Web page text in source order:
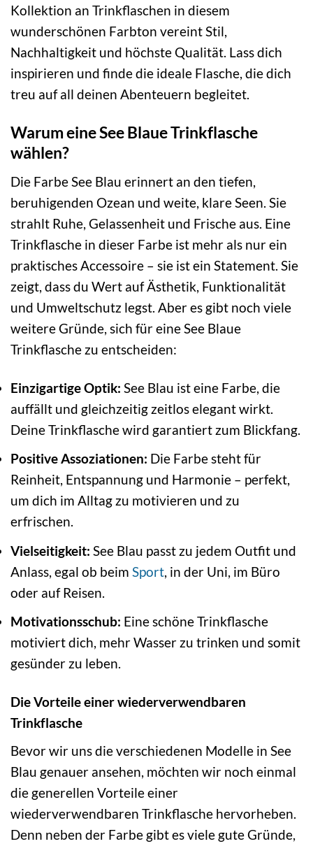
Kollektion an Trinkflaschen in diesem
wunderschönen Farbton vereint Stil,
Nachhaltigkeit und höchste Qualität. Lass dich
inspirieren und finde die ideale Flasche, die dich
treu auf all deinen Abenteuern begleitet.
Warum eine See Blaue Trinkflasche
wählen?
Die Farbe See Blau erinnert an den tiefen,
beruhigenden Ozean und weite, klare Seen. Sie
strahlt Ruhe, Gelassenheit und Frische aus. Eine
Trinkflasche in dieser Farbe ist mehr als nur ein
praktisches Accessoire – sie ist ein Statement. Sie
zeigt, dass du Wert auf Ästhetik, Funktionalität
und Umweltschutz legst. Aber es gibt noch viele
weitere Gründe, sich für eine See Blaue
Trinkflasche zu entscheiden:
Einzigartige Optik: See Blau ist eine Farbe, die
auffällt und gleichzeitig zeitlos elegant wirkt.
Deine Trinkflasche wird garantiert zum Blickfang.
Positive Assoziationen: Die Farbe steht für
Reinheit, Entspannung und Harmonie – perfekt,
um dich im Alltag zu motivieren und zu
erfrischen.
Vielseitigkeit: See Blau passt zu jedem Outfit und
Anlass, egal ob beim Sport, in der Uni, im Büro
oder auf Reisen.
Motivationsschub: Eine schöne Trinkflasche
motiviert dich, mehr Wasser zu trinken und somit
gesünder zu leben.
Die Vorteile einer wiederverwendbaren
Trinkflasche
Bevor wir uns die verschiedenen Modelle in See
Blau genauer ansehen, möchten wir noch einmal
die generellen Vorteile einer
wiederverwendbaren Trinkflasche hervorheben.
Denn neben der Farbe gibt es viele gute Gründe,